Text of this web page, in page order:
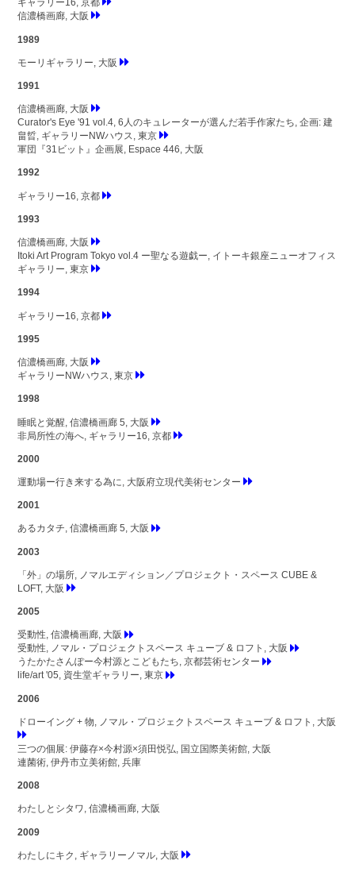
ギャラリー16, 京都
信濃橋画廊, 大阪
1989
モーリギャラリー, 大阪
1991
信濃橋画廊, 大阪
Curator's Eye '91 vol.4, 6人のキュレーターが選んだ若手作家たち, 企画: 建
畠晢, ギャラリーNWハウス, 東京
軍団『31ビット』企画展, Espace 446, 大阪
1992
ギャラリー16, 京都
1993
信濃橋画廊, 大阪
Itoki Art Program Tokyo vol.4 ー聖なる遊戯ー, イトーキ銀座ニューオフィス
ギャラリー, 東京
1994
ギャラリー16, 京都
1995
信濃橋画廊, 大阪
ギャラリーNWハウス, 東京
1998
睡眠と覚醒, 信濃橋画廊 5, 大阪
非局所性の海へ, ギャラリー16, 京都
2000
運動場ー行き来する為に, 大阪府立現代美術センター
2001
あるカタチ, 信濃橋画廊 5, 大阪
2003
「外」の場所, ノマルエディション／プロジェクト・スペース CUBE &
LOFT, 大阪
2005
受動性, 信濃橋画廊, 大阪
受動性, ノマル・プロジェクトスペース キューブ & ロフト, 大阪
うたかたさんぽー今村源とこどもたち, 京都芸術センター
life/art '05, 資生堂ギャラリー, 東京
2006
ドローイング + 物, ノマル・プロジェクトスペース キューブ & ロフト, 大阪
三つの個展: 伊藤存×今村源×須田悦弘, 国立国際美術館, 大阪
連菌術, 伊丹市立美術館, 兵庫
2008
わたしとシタワ, 信濃橋画廊, 大阪
2009
わたしにキク, ギャラリーノマル, 大阪